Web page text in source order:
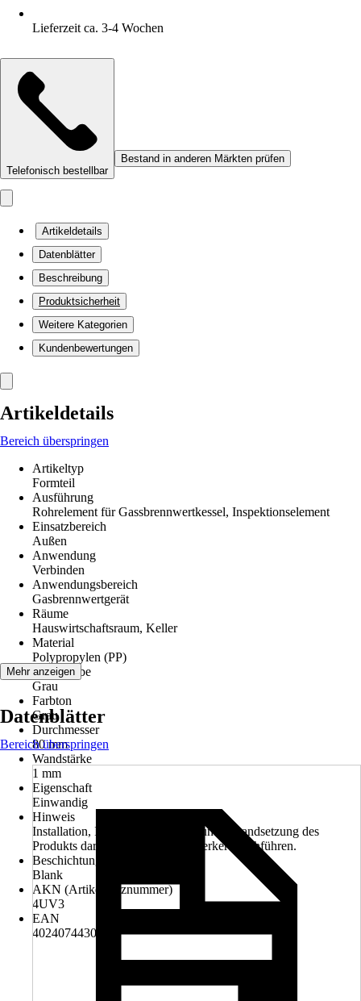
Lieferzeit ca. 3-4 Wochen
Telefonisch bestellbar
Bestand in anderen Märkten prüfen
Artikeldetails
Datenblätter
Beschreibung
Produktsicherheit
Weitere Kategorien
Kundenbewertungen
Artikeldetails
Bereich überspringen
Artikeltyp
Formteil
Ausführung
Rohrelement für Gassbrennwertkessel, Inspektionselement
Einsatzbereich
Außen
Anwendung
Verbinden
Anwendungsbereich
Gasbrennwertgerät
Räume
Hauswirtschaftsraum, Keller
Material
Polypropylen (PP)
Grundfarbe
Grau
Farbton
Grau
Durchmesser
80 mm
Wandstärke
1 mm
Eigenschaft
Einwandig
Hinweis
Installation, Inspektion, Wartung und Instandsetzung des
Produkts darf nur ein Fachhandwerker durchführen.
Beschichtung
Blank
AKN (Artikelkurznummer)
4UV3
EAN
4024074430248
Mehr anzeigen
Datenblätter
Bereich überspringen